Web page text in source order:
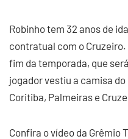
Robinho tem 32 anos de
contratual com o
fim da temporada, que
jogador vestiu a camisa
Coritiba, Palmeiras e
Confira o vídeo da Grêmio